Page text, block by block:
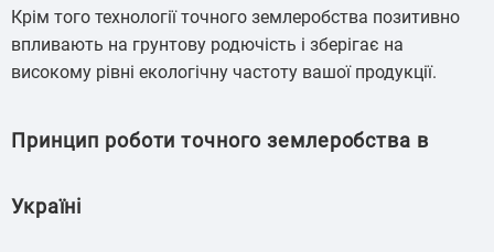
Крім того технології точного землеробства позитивно
впливають на грунтову родючість і зберігає на
високому рівні екологічну частоту вашої продукції.
Принцип роботи точного землеробства в
Україні